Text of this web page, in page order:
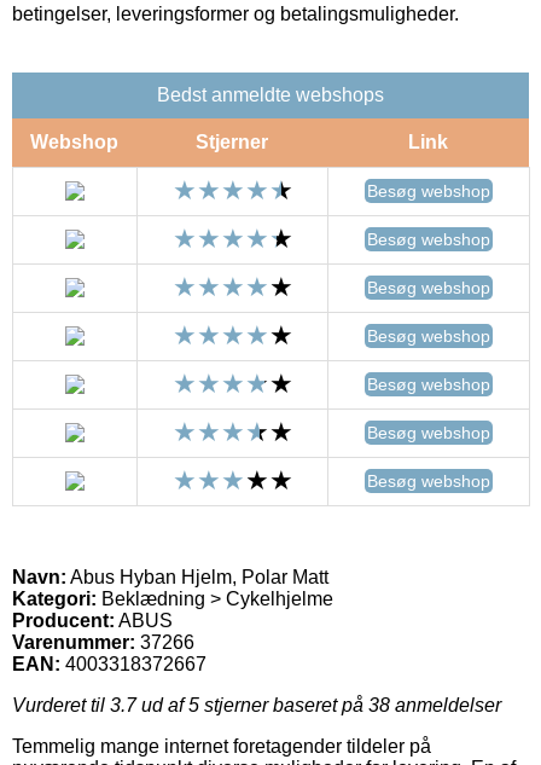
betingelser, leveringsformer og betalingsmuligheder.
Bedst anmeldte webshops
Webshop Stjerner Link
Besøg webshop
Besøg webshop
Besøg webshop
Besøg webshop
Besøg webshop
Besøg webshop
Besøg webshop
Navn: Abus Hyban Hjelm, Polar Matt
Kategori: Beklædning > Cykelhjelme
Producent: ABUS
Varenummer: 37266
EAN: 4003318372667
Vurderet til 3.7ud af 5 stjerner baseret på 38 anmeldelser
Temmelig mange internet foretagender tildeler på